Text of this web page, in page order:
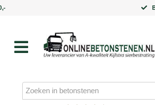
Binnen 5 werkdagen in huis